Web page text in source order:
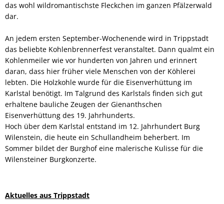
das wohl wildromantischste Fleckchen im ganzen Pfälzerwald
dar.
An jedem ersten September-Wochenende wird in Trippstadt
das beliebte Kohlenbrennerfest veranstaltet. Dann qualmt ein
Kohlenmeiler wie vor hunderten von Jahren und erinnert
daran, dass hier früher viele Menschen von der Köhlerei
lebten. Die Holzkohle wurde für die Eisenverhüttung im
Karlstal benötigt. Im Talgrund des Karlstals finden sich gut
erhaltene bauliche Zeugen der Gienanthschen
Eisenverhüttung des 19. Jahrhunderts.
Hoch über dem Karlstal entstand im 12. Jahrhundert Burg
Wilenstein, die heute ein Schullandheim beherbert. Im
Sommer bildet der Burghof eine malerische Kulisse für die
Wilensteiner Burgkonzerte.
Aktuelles aus Trippstadt